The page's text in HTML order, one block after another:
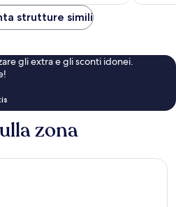
60 €
strutture simili
gli extra e gli sconti idonei.
zona